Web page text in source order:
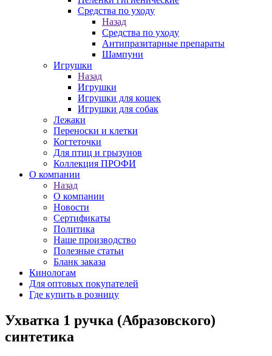
Средства по уходу
Назад
Средства по уходу
Антипразитарные препараты
Шампуни
Игрушки
Назад
Игрушки
Игрушки для кошек
Игрушки для собак
Лежаки
Переноски и клетки
Когтеточки
Для птиц и грызунов
Коллекция ПРОФИ
О компании
Назад
О компании
Новости
Сертификаты
Политика
Наше производство
Полезные статьи
Бланк заказа
Кинологам
Для оптовых покупателей
Где купить в розницу
Ухватка 1 ручка (Абразовского)
синтетика